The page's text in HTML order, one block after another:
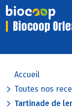
Biocoop
Accueil
Toutes nos
Tartinade de